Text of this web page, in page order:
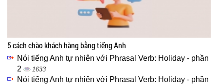
5 cách chào khách hàng bằng tiếng Anh
Nói tiếng Anh tự nhiên với Phrasal Verb: Holiday - phần
2
1633
Nói tiếng Anh tự nhiên với Phrasal Verb: Holiday - phần